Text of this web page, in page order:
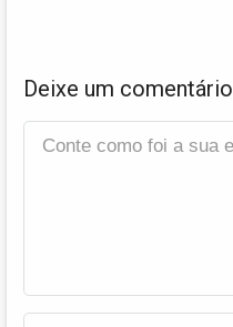
Deixe um comentário